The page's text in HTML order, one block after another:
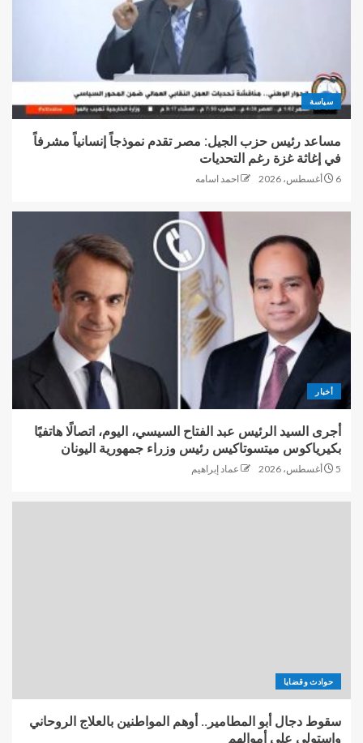
سياسة
مساعد رئيس حزب الجيل: مصر تقدم نموذجاً إنسانياً مشرفاً
في إغاثة غزة رغم التحديات
6 أغسطس، 2026 احمد اسامه
أخبار
أجرى السيد الرئيس عبد الفتاح السيسي، اليوم، اتصالًا هاتفيًا
بكيرياكوس ميتسوتاكيس رئيس وزراء جمهورية اليونان
5 أغسطس، 2026 عماد إبراهيم
حوادث وقضايا
سقوط دجال أبو المطامير.. أوهم المواطنين بالعلاج الروحاني
واستولى على أموالهم